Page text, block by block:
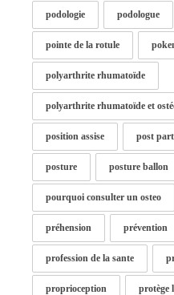
podologie podologue
pointe de la rotule
polyarthrite rhumatoïde
polyarthrite rhumatoïde et
position assise post
posture posture ballon
pourquoi consulter un osteo
préhension prévention
profession de la sante
proprioception protège